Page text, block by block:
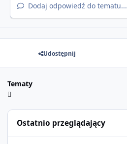
Dodaj odpowiedź do tematu...
Udostępnij
Tematy
Ostatnio przeglądający